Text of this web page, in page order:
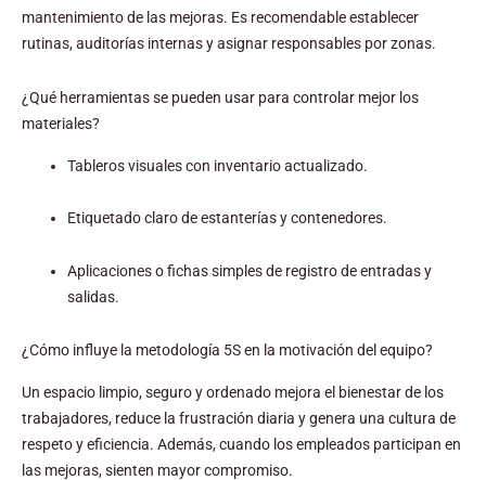
mantenimiento de las mejoras. Es recomendable establecer
rutinas, auditorías internas y asignar responsables por zonas.
¿Qué herramientas se pueden usar para controlar mejor los
materiales?
Tableros visuales con inventario actualizado.
Etiquetado claro de estanterías y contenedores.
Aplicaciones o fichas simples de registro de entradas y
salidas.
¿Cómo influye la metodología 5S en la motivación del equipo?
Un espacio limpio, seguro y ordenado mejora el bienestar de los
trabajadores, reduce la frustración diaria y genera una cultura de
respeto y eficiencia. Además, cuando los empleados participan en
las mejoras, sienten mayor compromiso.